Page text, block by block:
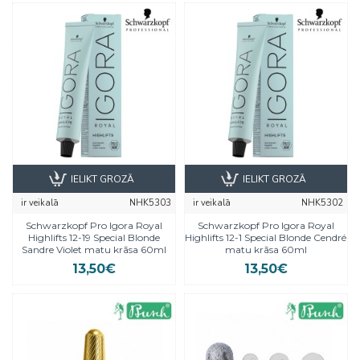
ir veikalā
NHK5303
Schwarzkopf Pro Igora Royal
Highlifts 12-19 Special Blonde
Sandre Violet matu krāsa 60ml
13,50€
IELIKT GROZĀ
ir veikalā
NHK5302
Schwarzkopf Pro Igora Royal
Highlifts 12-1 Special Blonde Cendré
matu krāsa 60ml
13,50€
IELIKT GROZĀ